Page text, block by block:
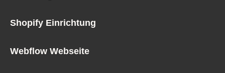
Shopify Einrichtung
Webflow Webseite